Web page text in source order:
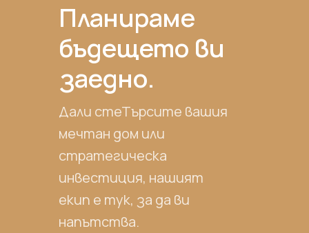
Планираме
бъдещето ви
заедно.
Дали стеТърсите вашия
мечтан дом или
стратегическа
инвестиция, нашият
екип е тук, за да ви
напътства.